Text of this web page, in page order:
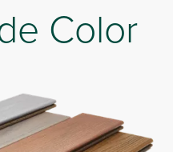
Color